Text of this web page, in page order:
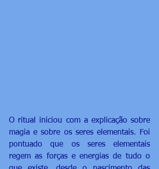
O ritual iniciou com a explicação sobre
magia e sobre os seres elementais. Foi
pontuado que os seres elementais
regem as forças e energias de tudo o